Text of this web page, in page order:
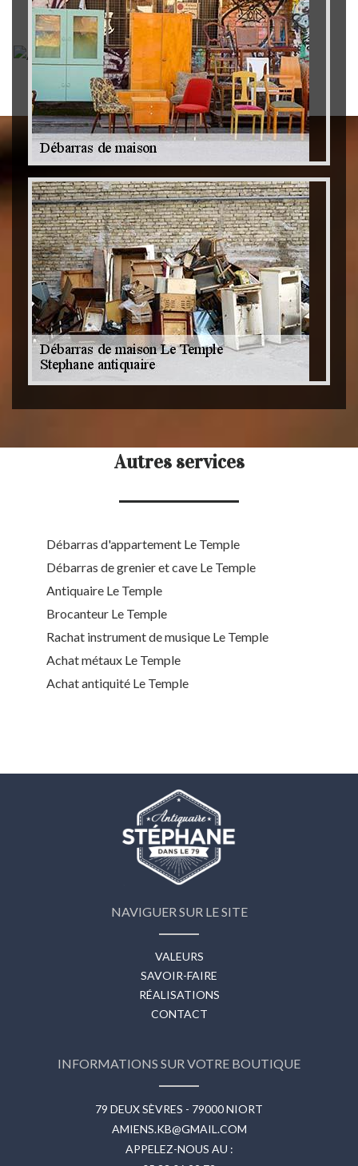
Rachat instrument de musique 79
Achat antiquité 79
Autres services
Débarras d'appartement Le Temple
Débarras de grenier et cave Le Temple
Antiquaire Le Temple
Brocanteur Le Temple
Rachat instrument de musique Le Temple
Achat métaux Le Temple
Achat antiquité Le Temple
NAVIGUER SUR LE SITE
VALEURS
SAVOIR-FAIRE
RÉALISATIONS
CONTACT
INFORMATIONS SUR VOTRE BOUTIQUE
79 DEUX SÈVRES - 79000 NIORT
AMIENS.KB@GMAIL.COM
APPELEZ-NOUS AU :